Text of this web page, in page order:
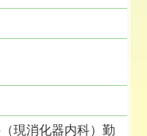
現消化器内科）勤